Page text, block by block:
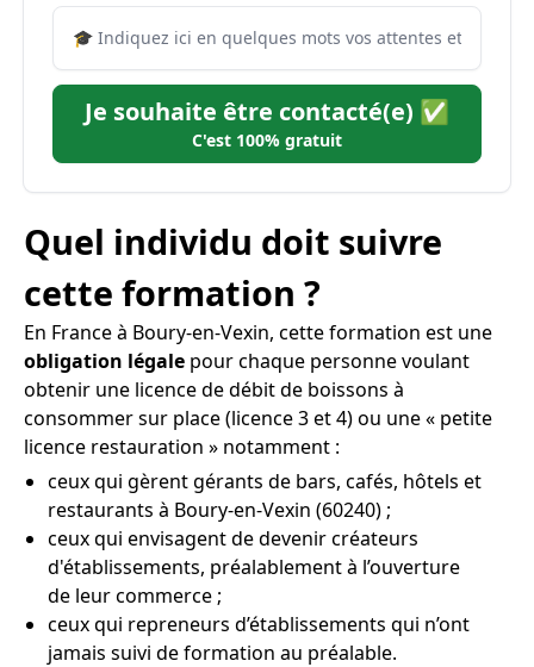
Je souhaite être contacté(e) ✅
C'est 100% gratuit
Quel individu doit suivre
cette formation ?
En France à Boury-en-Vexin, cette formation est une
obligation légale pour chaque personne voulant
obtenir une licence de débit de boissons à
consommer sur place (licence 3 et 4) ou une « petite
licence restauration » notamment :
ceux qui gèrent gérants de bars, cafés, hôtels et
restaurants à Boury-en-Vexin (60240) ;
ceux qui envisagent de devenir créateurs
d'établissements, préalablement à l’ouverture
de leur commerce ;
ceux qui repreneurs d’établissements qui n’ont
jamais suivi de formation au préalable.